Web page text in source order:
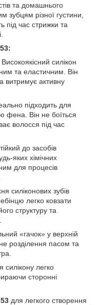
та домашнього
зубцям різної густини,
під час стрижки та
Високоякісний силікон
та еластичним. Він
витримує активну
підходить для
фена. Він не боїться
волосся під час
до засобів
яких хімічних
для процесів
силіконових зубів
легко ковзати
структуру та
«гачок» у верхній
розділення пасом та
силікону легко
сторонні
для легкого створення